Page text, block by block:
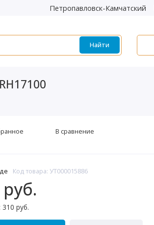
Петропавловск-Камчатский
Найти
Код товара: УТ000015886
руб.
В сравнение